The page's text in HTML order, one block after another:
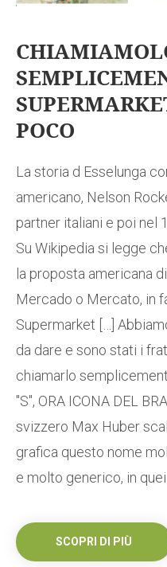
POCO
La storia d Esselunga
americano, Nelson
partner italiani e poi nel
Su Wikipedia si legge
la proposta americana
Mercado o Mercato, in
Supermarket […]
da dare e sono stati i
chiamarlo
"S", ORA ICONA DEL
svizzero Max Huber
grafica questo nome
e molto generico, in quei...
SCOPRI DI PIÙ